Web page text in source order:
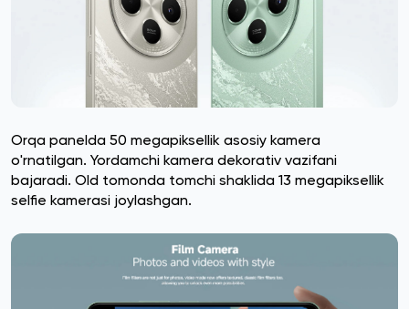
Orqa panelda 50 megapiksellik asosiy kamera
o'rnatilgan. Yordamchi kamera dekorativ vazifani
bajaradi. Old tomonda tomchi shaklida 13 megapiksellik
selfie kamerasi joylashgan.